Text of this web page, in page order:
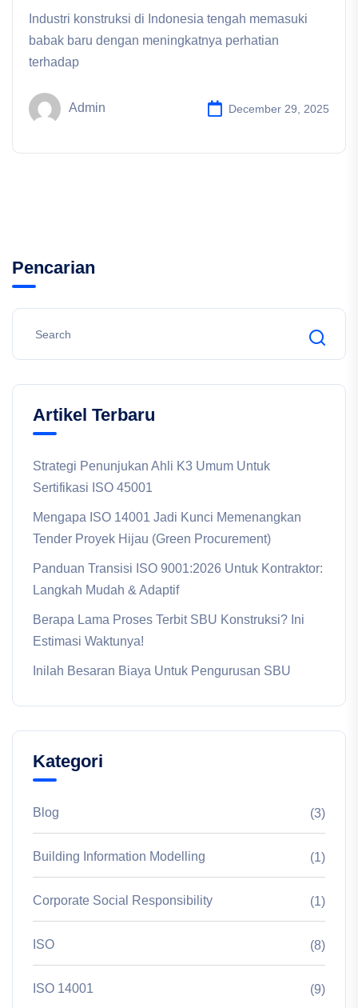
Industri konstruksi di Indonesia tengah memasuki
babak baru dengan meningkatnya perhatian
terhadap
Admin December 29, 2025
Pencarian
Artikel Terbaru
Strategi Penunjukan Ahli K3 Umum Untuk
Sertifikasi ISO 45001
Mengapa ISO 14001 Jadi Kunci Memenangkan
Tender Proyek Hijau (Green Procurement)
Panduan Transisi ISO 9001:2026 Untuk Kontraktor:
Langkah Mudah & Adaptif
Berapa Lama Proses Terbit SBU Konstruksi? Ini
Estimasi Waktunya!
Inilah Besaran Biaya Untuk Pengurusan SBU
Kategori
Blog (3)
Building Information Modelling (1)
Corporate Social Responsibility (1)
ISO (8)
ISO 14001 (9)